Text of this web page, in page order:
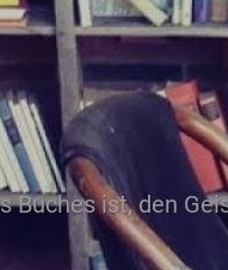
Buches ist, den